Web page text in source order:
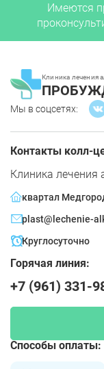
Имеются
Клиника лечения
Мы в соцсетях:
Контакты колл-
Клиника лечения
квартал
plast@lechenie-
Круглосуточно
Горячая линия:
+7 (961) 331-
Способы оплаты: